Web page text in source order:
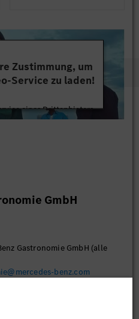
Zustimmung, um
Service zu laden!
eines Drittanbieters,
Dieser Service kann
GmbH
Gastronomie GmbH (alle
benz.com